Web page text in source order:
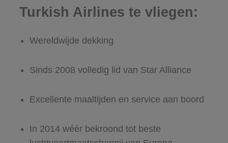
Turkish Airlines te vliegen:
Wereldwijde dekking
Sinds 2008 volledig lid van Star Alliance
Excellente maaltijden en service aan boord
In 2014 wéér bekroond tot beste